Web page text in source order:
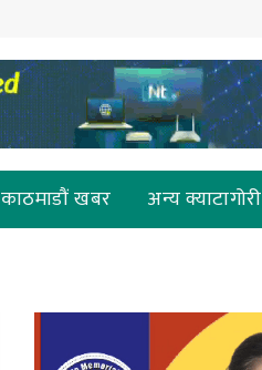
काठमाडौं खबर
अन्य क्याटागोरी